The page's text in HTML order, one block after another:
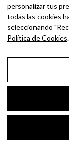
con un
fondo
la
personalizar tus
todas las cookies
seleccionando
Política de Cookies.